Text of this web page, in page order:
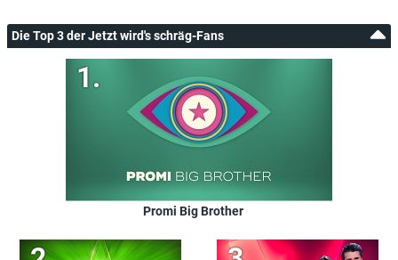
Die Top 3 der Jetzt wird's schräg-Fans
Promi Big Brother